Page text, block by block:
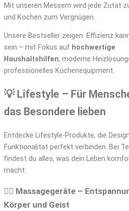
Mit unseren Messern wird jede Zutat
und Kochen zum Vergnügen.
Unsere Bestseller zeigen: Effizienz
sein – mit Fokus auf hochwertige
Haushaltshilfen, moderne
professionelles Küchenequipment.
💡 Lifestyle – Für
das Besondere lieben
Entdecke Lifestyle-Produkte, die
Funktionalität perfekt verbinden. Bei
findest du alles, was dein Leben
macht:
💆‍♀️ Massagegeräte –
Körper und Geist